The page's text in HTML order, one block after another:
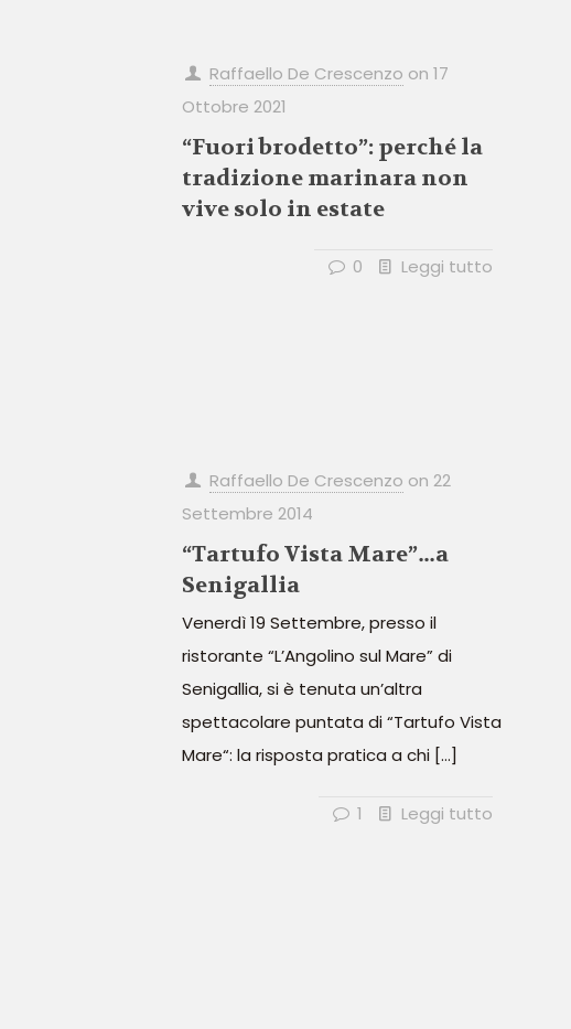
Raffaello De Crescenzo on 17
Ottobre 2021
“Fuori brodetto”: perché la
tradizione marinara non
vive solo in estate
0 Leggi tutto
Raffaello De Crescenzo on 22
Settembre 2014
“Tartufo Vista Mare”…a
Senigallia
Venerdì 19 Settembre, presso il
ristorante “L’Angolino sul Mare” di
Senigallia, si è tenuta un’altra
spettacolare puntata di “Tartufo Vista
Mare“: la risposta pratica a chi[…]
1 Leggi tutto